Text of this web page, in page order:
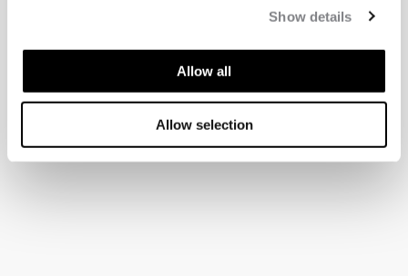
Show details
Allow all
Allow selection